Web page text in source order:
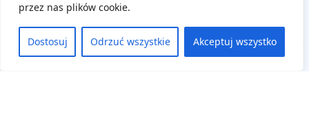
przez nas plików cookie.
Dostosuj Odrzuć wszystkie Akceptuj wszystko
Na skróty